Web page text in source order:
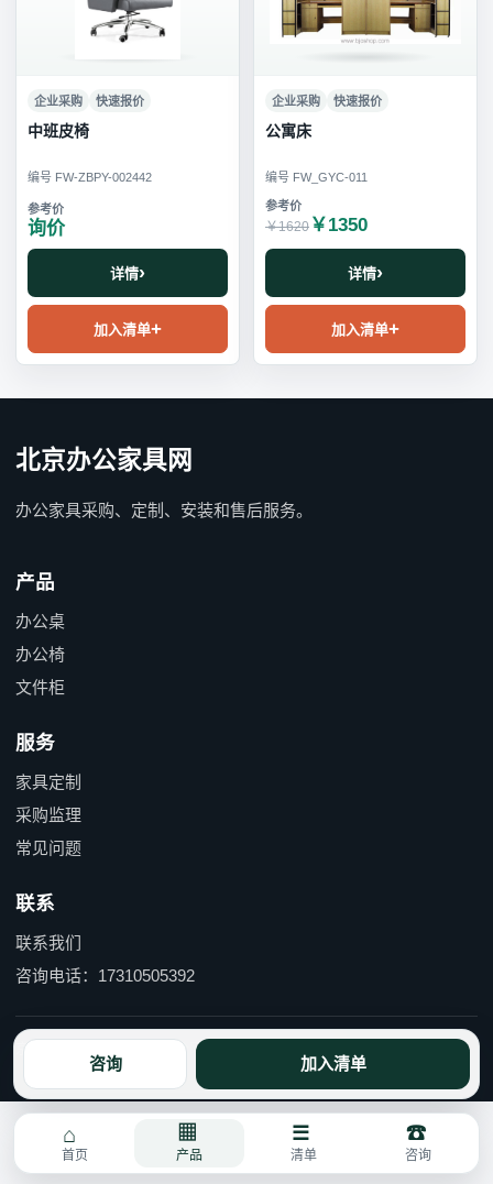
咨询 加入清单
企业采购 快速报价
中班皮椅
编号 FW-ZBPY-002442
询价
详情
加入清单
企业采购 快速报价
公寓床
编号 FW_GYC-011
￥1620 ￥1350
详情
加入清单
北京办公家具网
办公家具采购、定制、安装和售后服务。
产品
办公桌
办公椅
文件柜
服务
家具定制
采购监理
常见问题
联系
联系我们
咨询电话：17310505392
京ICP备15055597号-1 京公网安备110114000490号
首页 产品 清单 咨询